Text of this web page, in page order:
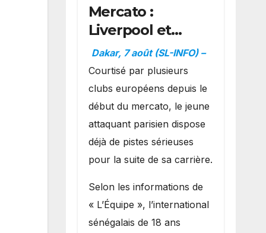
Mercato :
Liverpool et
Dortmund se
positionnent en
favoris pour
recruter Ibrahim
Mbaye
Dakar, 7 août (SL-INFO) –
Courtisé par plusieurs
clubs européens depuis le
début du mercato, le jeune
attaquant parisien dispose
déjà de pistes sérieuses
pour la suite de sa carrière.
Selon les informations de
« L’Équipe », l’international
sénégalais de 18 ans